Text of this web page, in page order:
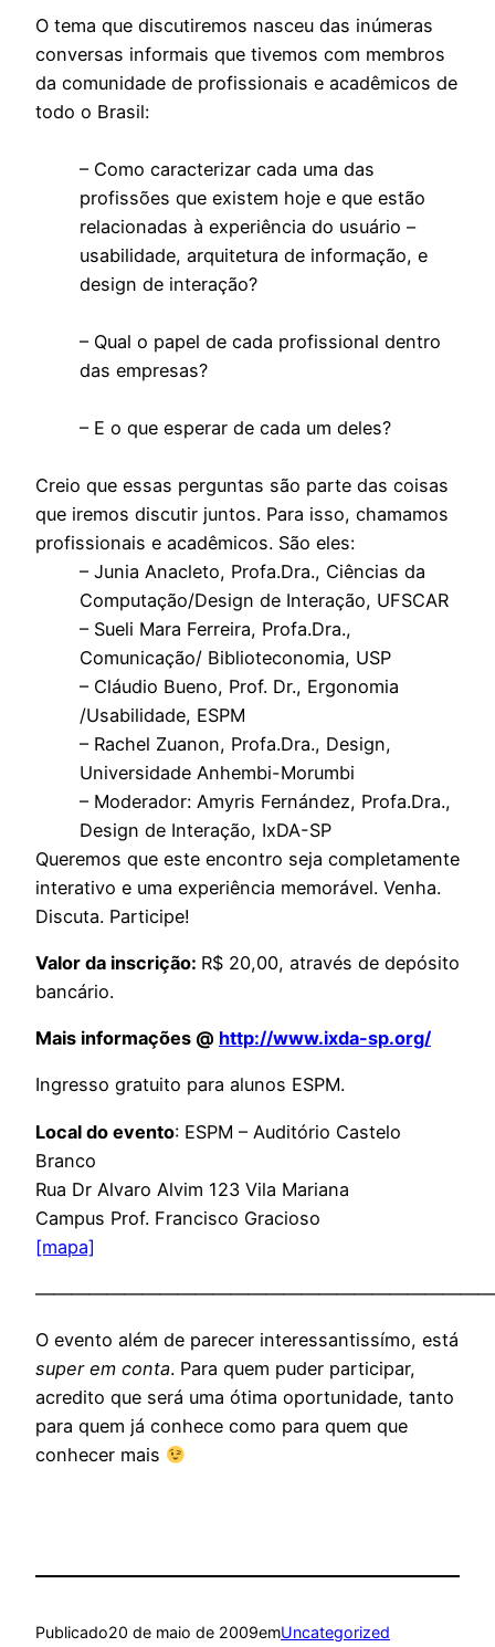
O tema que discutiremos nasceu das inúmeras
conversas informais que tivemos com membros
da comunidade de profissionais e acadêmicos de
todo o Brasil:
– Como caracterizar cada uma das
profissões que existem hoje e que estão
relacionadas à experiência do usuário –
usabilidade, arquitetura de informação, e
design de interação?
– Qual o papel de cada profissional dentro
das empresas?
– E o que esperar de cada um deles?
Creio que essas perguntas são parte das coisas
que iremos discutir juntos. Para isso, chamamos
profissionais e acadêmicos. São eles:
– Junia Anacleto, Profa.Dra., Ciências da
Computação/Design de Interação, UFSCAR
– Sueli Mara Ferreira, Profa.Dra.,
Comunicação/ Biblioteconomia, USP
– Cláudio Bueno, Prof. Dr., Ergonomia
/Usabilidade, ESPM
– Rachel Zuanon, Profa.Dra., Design,
Universidade Anhembi-Morumbi
– Moderador: Amyris Fernández, Profa.Dra.,
Design de Interação, IxDA-SP
Queremos que este encontro seja completamente
interativo e uma experiência memorável. Venha.
Discuta. Participe!
Valor da inscrição: R$ 20,00, através de depósito
bancário.
Mais informações @ http://www.ixda-sp.org/
Ingresso gratuito para alunos ESPM.
Local do evento: ESPM – Auditório Castelo
Branco
Rua Dr Alvaro Alvim 123 Vila Mariana
Campus Prof. Francisco Gracioso
[mapa]
O evento além de parecer interessantissímo, está
super em conta. Para quem puder participar,
acredito que será uma ótima oportunidade, tanto
para quem já conhece como para quem que
conhecer mais
Publicado20 de maio de 2009emUncategorized